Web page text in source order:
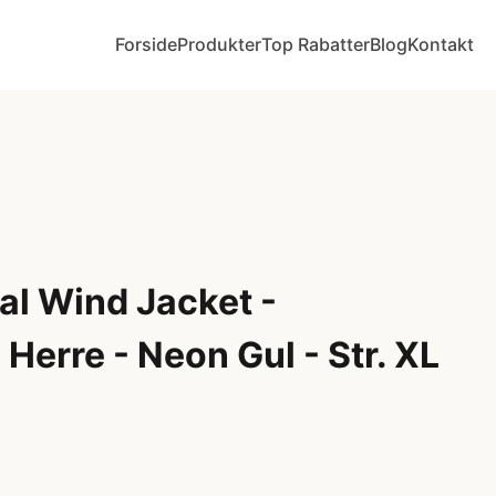
ForsideProdukterTop RabatterBlogKontakt
Wind Jacket -
- Neon Gul - Str. XL